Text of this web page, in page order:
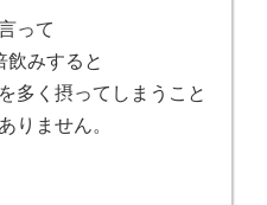
って
みすると
多く摂ってしまうこと
りません。